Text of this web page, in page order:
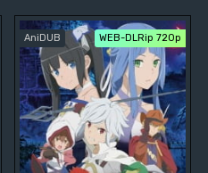
AniDUB WEB-DLRip 720p